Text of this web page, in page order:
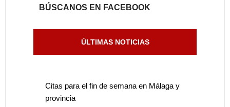
BÚSCANOS EN FACEBOOK
ÚLTIMAS NOTICIAS
Citas para el fin de semana en Málaga y
provincia